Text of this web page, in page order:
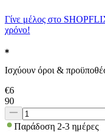
Γίνε μέλος στο
χρόνο!
Ισχύουν όροι &
€6
90
Παράδοση 2-3 ημέρες